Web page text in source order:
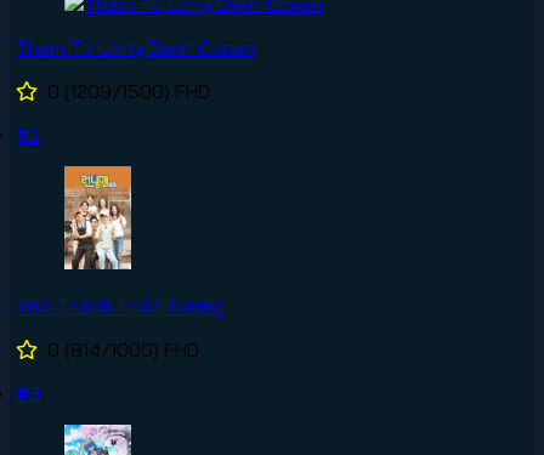
Thám Tử Lừng Danh Conan
0 (1209/1500) FHD
#2
Thử Thách Thần Tượng
0 (814/1000) FHD
#3